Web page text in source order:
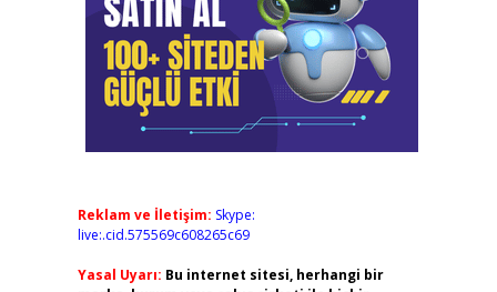
Reklam ve İletişim: Skype:
live:.cid.575569c608265c69
Yasal Uyarı: Bu internet sitesi, herhangi bir